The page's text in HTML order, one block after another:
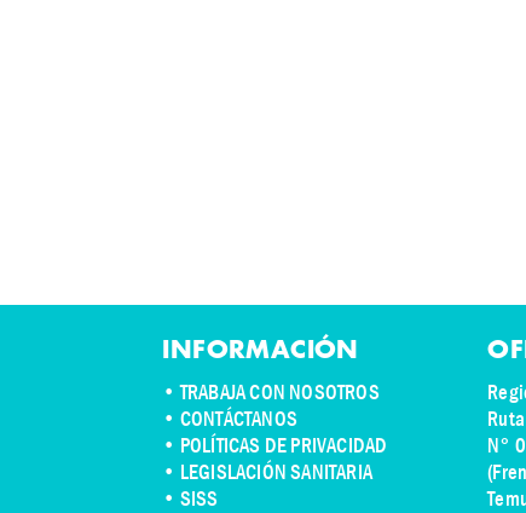
INFORMACIÓN
•TRABAJA CON NOSOTROS
• CONTÁCTANOS
• POLÍTICAS DE PRIVACIDAD
• LEGISLACIÓN SANITARIA
• SISS
N°